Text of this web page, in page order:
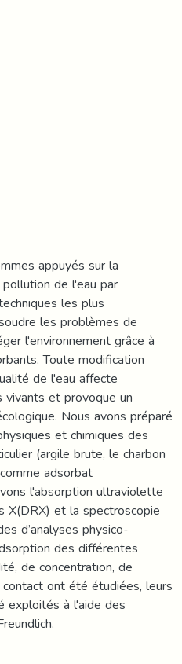
appuyés sur la
de l'eau par
les plus
les problèmes de
l'environnement grâce à
Toute modification
de l'eau affecte
et provoque un
Nous avons préparé
et chimiques des
(argile brute, le charbon
adsorbat
l'absorption ultraviolette
X(DRX) et la spectroscopie
d’analyses physico-
des différentes
de concentration, de
ont été étudiées, leurs
à l'aide des